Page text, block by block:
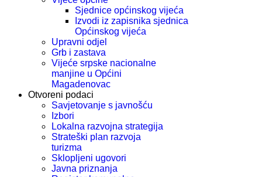
Sjednice općinskog vijeća
Izvodi iz zapisnika sjednica
Općinskog vijeća
Upravni odjel
Grb i zastava
Vijeće srpske nacionalne
manjine u Općini
Magadenovac
Otvoreni podaci
Savjetovanje s javnošću
Izbori
Lokalna razvojna strategija
Strateški plan razvoja
turizma
Sklopljeni ugovori
Javna priznanja